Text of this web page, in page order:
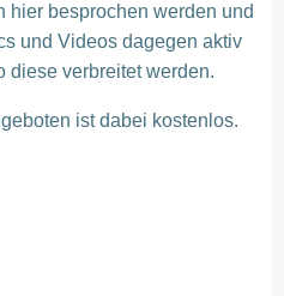
hier besprochen werden und
und Videos dagegen aktiv
diese verbreitet werden.
ist dabei kostenlos.